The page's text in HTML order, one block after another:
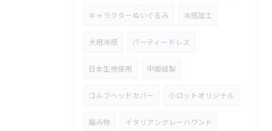
キャラクターぬいぐるみ 冷感加工
犬用冷感 パーティードレス
日本生地使用 中国縫製
ゴルフヘッドカバー 小ロットオリジナル
編み物 イタリアングレーハウンド